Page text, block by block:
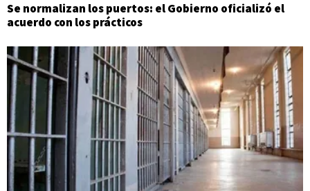
Se normalizan los puertos: el Gobierno oficializó el
acuerdo con los prácticos